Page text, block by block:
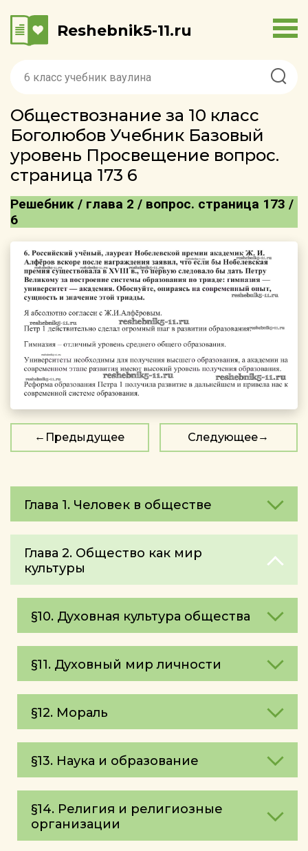
Reshebnik5-11.ru
Обществознание за 10 класс
Боголюбов Учебник Базовый
уровень Просвещение вопрос.
страница 173 6
Решебник / глава 2 / вопрос. страница 173 /
6
Предыдущее Следующее
Глава 1. Человек в обществе
Глава 2. Общество как мир
культуры
§10. Духовная культура общества
§11. Духовный мир личности
§12. Мораль
§13. Наука и образование
§14. Религия и религиозные
организации